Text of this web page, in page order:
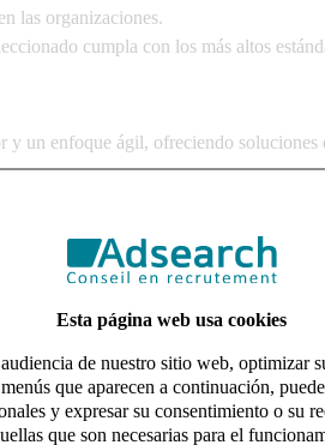
Esta página web usa cookies
de nuestro sitio web, optimizar
que aparecen a continuación,
y expresar su consentimiento o su
que son necesarias para el
las organizaciones.
cumpla con los más altos
y un enfoque ágil, ofreciendo soluciones